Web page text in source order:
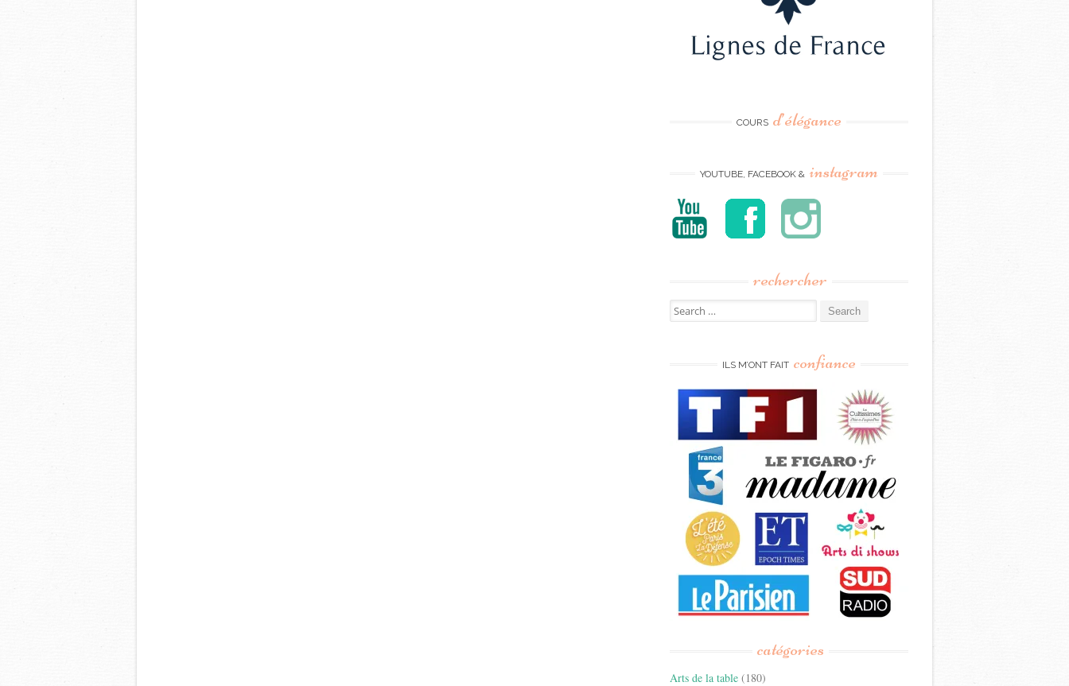
COURS d’élégance
YOUTUBE, FACEBOOK & instagram
rechercher
Search
for:
ILS M’ONT FAIT confiance
catégories
Arts de la table (180)